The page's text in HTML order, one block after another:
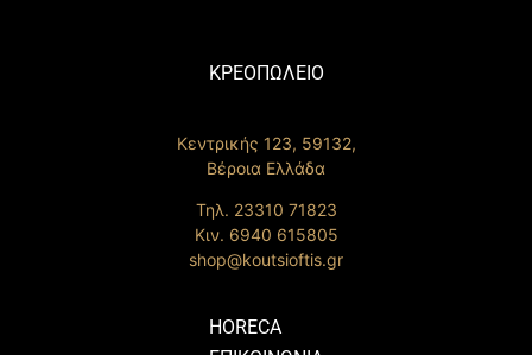
ΚΡΕΟΠΩΛΕΙΟ
Κεντρικής 123, 59132,
Βέροια Ελλάδα
Τηλ. 23310 71823
Κιν. 6940 615805
shop@koutsioftis.gr
HORECA